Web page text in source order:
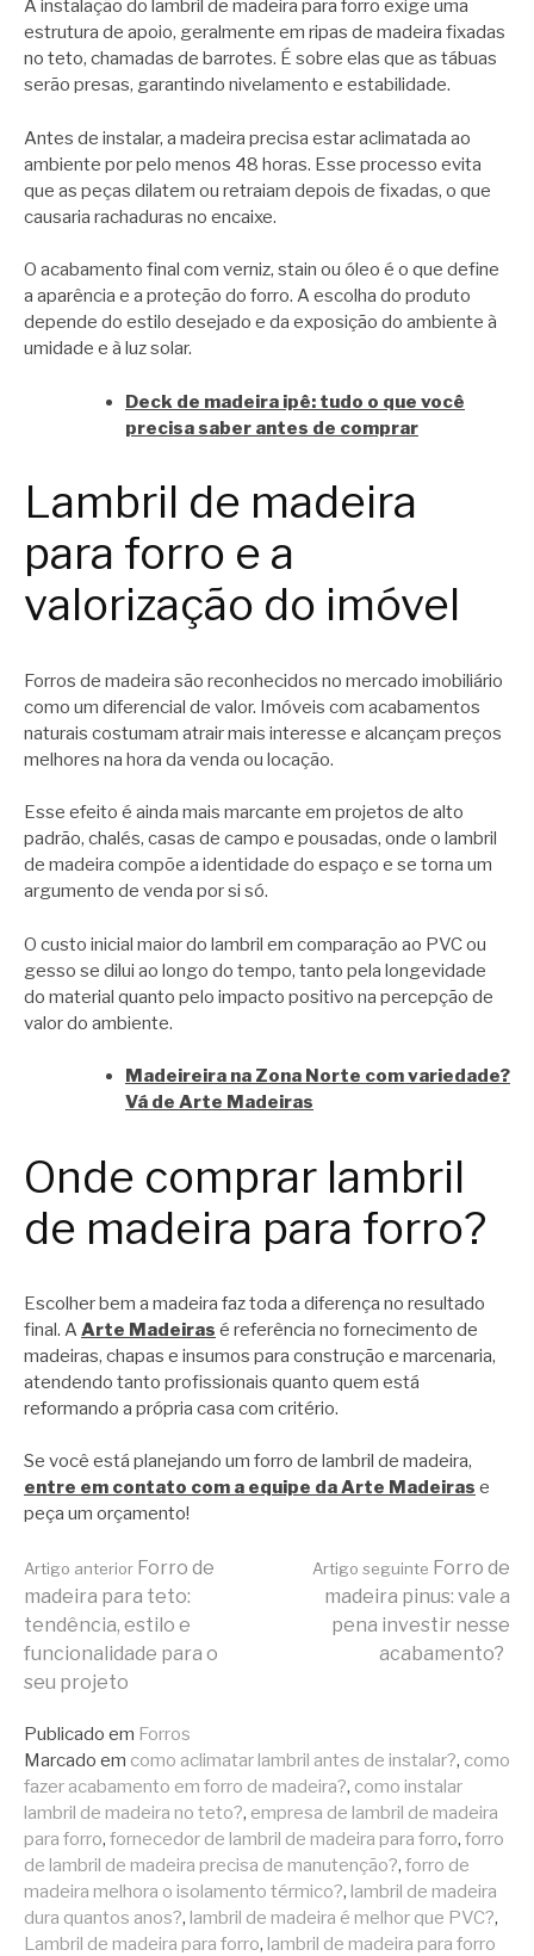
A instalação do lambril de madeira para forro exige uma
estrutura de apoio, geralmente em ripas de madeira fixadas
no teto, chamadas de barrotes. É sobre elas que as tábuas
serão presas, garantindo nivelamento e estabilidade.
Antes de instalar, a madeira precisa estar aclimatada ao
ambiente por pelo menos 48 horas. Esse processo evita
que as peças dilatem ou retraiam depois de fixadas, o que
causaria rachaduras no encaixe.
O acabamento final com verniz, stain ou óleo é o que define
a aparência e a proteção do forro. A escolha do produto
depende do estilo desejado e da exposição do ambiente à
umidade e à luz solar.
Deck de madeira ipê: tudo o que você
precisa saber antes de comprar
Lambril de madeira
para forro e a
valorização do imóvel
Forros de madeira são reconhecidos no mercado imobiliário
como um diferencial de valor. Imóveis com acabamentos
naturais costumam atrair mais interesse e alcançam preços
melhores na hora da venda ou locação.
Esse efeito é ainda mais marcante em projetos de alto
padrão, chalés, casas de campo e pousadas, onde o lambril
de madeira compõe a identidade do espaço e se torna um
argumento de venda por si só.
O custo inicial maior do lambril em comparação ao PVC ou
gesso se dilui ao longo do tempo, tanto pela longevidade
do material quanto pelo impacto positivo na percepção de
valor do ambiente.
Madeireira na Zona Norte com variedade?
Vá de Arte Madeiras
Onde comprar lambril
de madeira para forro?
Escolher bem a madeira faz toda a diferença no resultado
final. AArte Madeiras é referência no fornecimento de
madeiras, chapas e insumos para construção e marcenaria,
atendendo tanto profissionais quanto quem está
reformando a própria casa com critério.
Se você está planejando um forro de lambril de madeira,
entre em contato com a equipe da Arte Madeiras e
peça um orçamento!
Continue
lendo
Artigo anterior Forro de
madeira para teto:
tendência, estilo e
funcionalidade para o
seu projeto
Artigo seguinte Forro de
madeira pinus: vale a
pena investir nesse
acabamento?
Publicado em Forros
Marcado em como aclimatar lambril antes de instalar?, como
fazer acabamento em forro de madeira?, como instalar
lambril de madeira no teto?, empresa de lambril de madeira
para forro, fornecedor de lambril de madeira para forro, forro
de lambril de madeira precisa de manutenção?, forro de
madeira melhora o isolamento térmico?, lambril de madeira
dura quantos anos?, lambril de madeira é melhor que PVC?,
Lambril de madeira para forro, lambril de madeira para forro